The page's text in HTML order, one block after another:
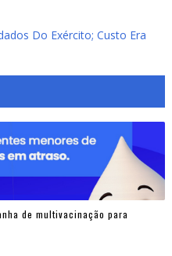
Do Exército; Custo Era
de multivacinação para